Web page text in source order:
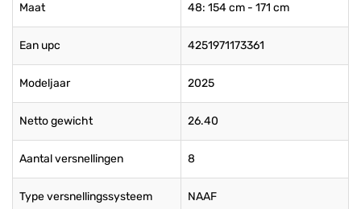
Maat 48: 154 cm - 171 cm
Ean upc 4251971173361
Modeljaar 2025
Netto gewicht 26.40
Aantal versnellingen 8
Type versnellingssysteem NAAF